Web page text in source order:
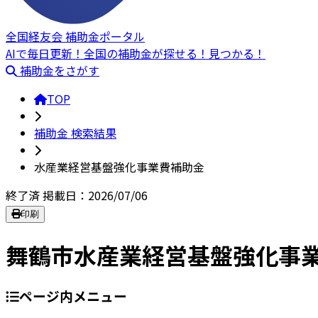
全国経友会 補助金ポータル
AIで毎日更新！全国の補助金が探せる！見つかる！
補助金をさがす
TOP
補助金 検索結果
水産業経営基盤強化事業費補助金
終了済掲載日：2026/07/06
印刷
舞鶴市水産業経営基盤強化事
ページ内メニュー